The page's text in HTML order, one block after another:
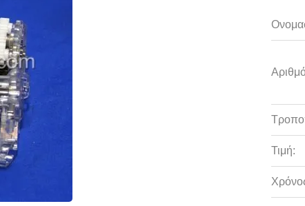
Τιμή: